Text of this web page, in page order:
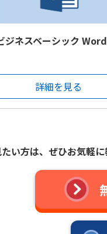
ジネスベーシック Word
詳細を見る
い方は、 ぜひお気軽に